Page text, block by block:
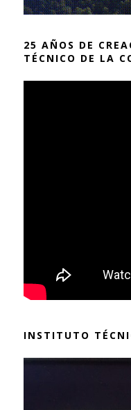
25 AÑOS DE
TÉCNICO DE LA
INSTITUTO